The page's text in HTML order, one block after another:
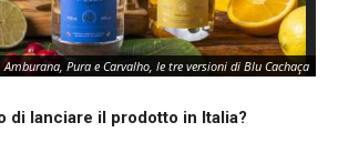
Amburana, Pura e Carvalho, le tre versioni di Blu Cachaça
di lanciare il prodotto in Italia?